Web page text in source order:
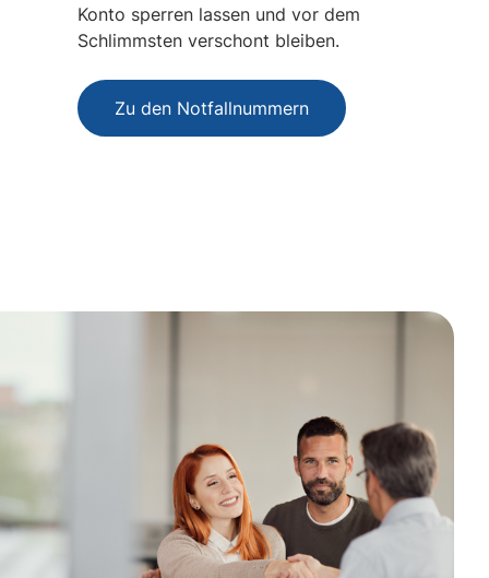
Konto sperren lassen und vor dem
Schlimmsten verschont bleiben.
Zu den Notfallnummern